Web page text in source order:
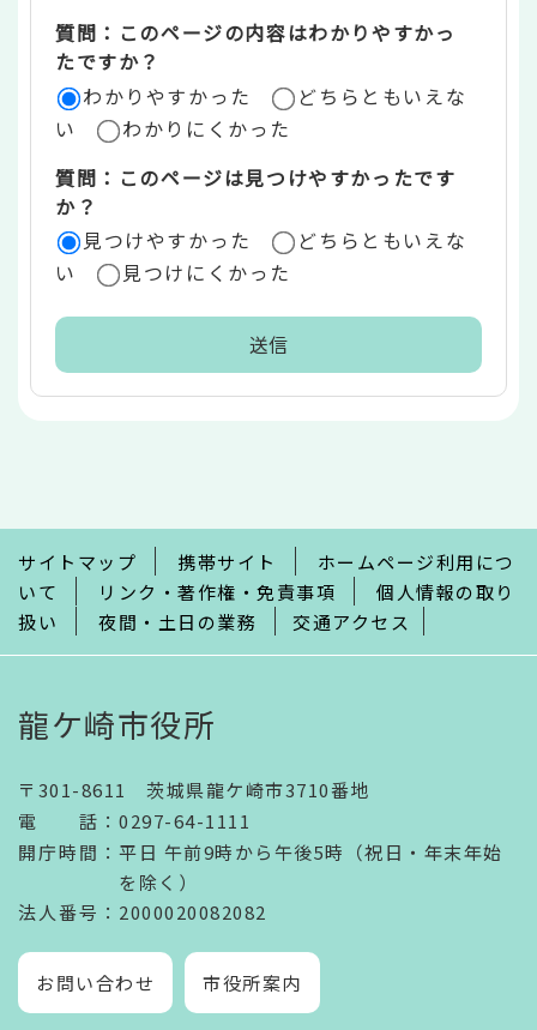
リ
ア
質問：このページの内容はわかりやすかっ
たですか？
わかりやすかった
どちらともいえな
い
わかりにくかった
質問：このページは見つけやすかったです
か？
見つけやすかった
どちらともいえな
い
見つけにくかった
で
サイトマップ 携帯サイト
ホームページ利用につ
いて
リンク・著作権・免責事項
個人情報の取り
扱い
夜間・土日の業務 交通アクセス
龍ケ崎市役所
〒301-8611 茨城県龍ケ崎市3710番地
電話 ： 0297-64-1111
開庁時間 ： 平日 午前9時から午後5時（祝日・年末年始
を除く）
法人番号 ：2000020082082
お問い合わせ 市役所案内